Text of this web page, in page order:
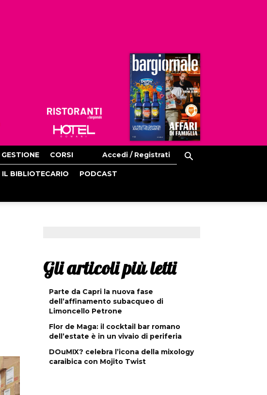
Ristoranti
Hoteldomani
GESTIONE CORSI Accedi / Registrati
IL BIBLIOTECARIO PODCAST
Gli articoli più letti
Parte da Capri la nuova fase
dell’affinamento subacqueo di
Limoncello Petrone
Flor de Maga: il cocktail bar romano
dell’estate è in un vivaio di periferia
DOuMIX? celebra l’icona della mixology
caraibica con Mojito Twist